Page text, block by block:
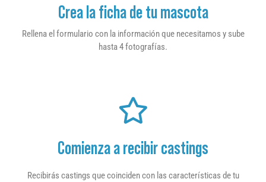
Crea la ficha de tu mascota
Rellena el formulario con la información que necesitamos y sube
hasta 4 fotografías.
Comienza a recibir castings
Recibirás castings que coinciden con las características de tu